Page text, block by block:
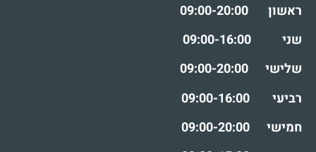
ראשון
09:00-20:00
שני
09:00-16:00
שלישי
09:00-20:00
רביעי
09:00-16:00
חמישי
09:00-20:00